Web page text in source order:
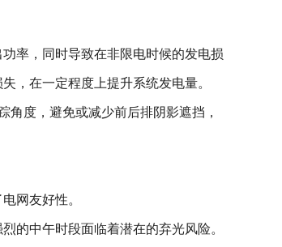
率，同时导致在非限电时候的发电损
，在一定程度上提升系统发电量。
角度，避免或减少前后排阴影遮挡，
网友好性。
的中午时段面临着潜在的弃光风险。